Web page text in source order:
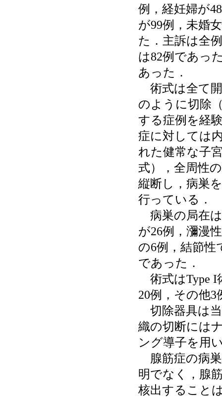
例，経妊婦が
が99例，未婚
た．主訴は全
は82例であっ
あった．
術式は全て
のように切除
する症例を経
症に対しては
れた健常な子
式），全周性
縦断し，病巣
行っている．
病巣の局在は
が26例，瀰漫
の6例，結節性
であった．
術式はType I
20例，その他
切除器具は
織の切断には
ング導子を用
腺筋症の病
明でなく，腺
核出すること